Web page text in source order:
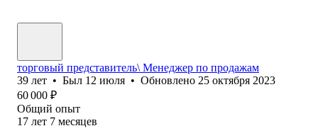
торговый представитель\ Менеджер по продажам
39 лет • Был 12 июля • Обновлено 25 октября 2023
60 000 ₽
Общий опыт
17 лет 7 месяцев